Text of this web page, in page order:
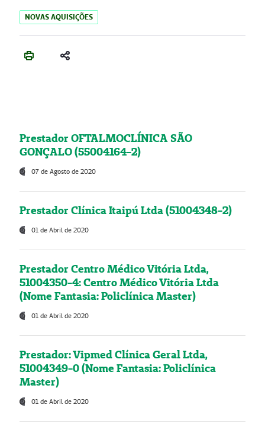
NOVAS AQUISIÇÕES
Prestador OFTALMOCLÍNICA SÃO
GONÇALO (55004164-2)
07 de Agosto de 2020
Prestador Clínica Itaipú Ltda (51004348-2)
01 de Abril de 2020
Prestador Centro Médico Vitória Ltda,
51004350-4: Centro Médico Vitória Ltda
(Nome Fantasia: Policlínica Master)
01 de Abril de 2020
Prestador: Vipmed Clínica Geral Ltda,
51004349-0 (Nome Fantasia: Policlínica
Master)
01 de Abril de 2020